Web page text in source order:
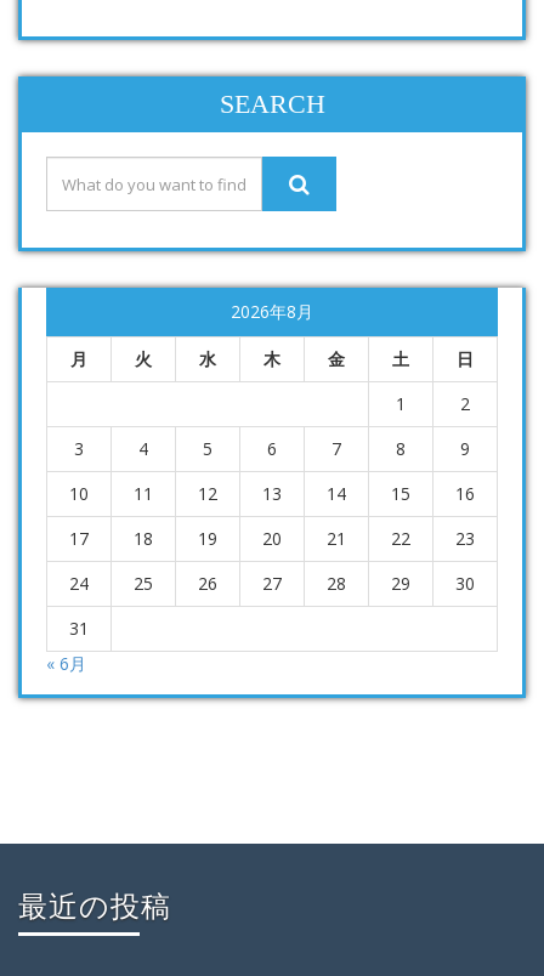
SEARCH
2026年8月
月 火 水 木 金 土
日
1
2
3
4 5 6 7 8
9
10
11 12 13 14 15
16
17
18 19 20 21 22
23
24
25 26 27 28 29
30
31
« 6月
最近の投稿